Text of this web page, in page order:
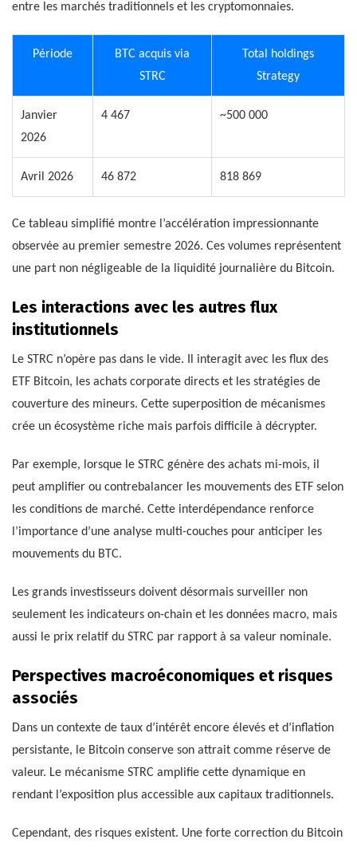
entre les marchés traditionnels et les cryptomonnaies.
Période
BTC acquis via
STRC
Total holdings
Strategy
Janvier
2026
4 467 ~500 000
Avril 2026 46 872 818 869
Ce tableau simplifié montre l’accélération impressionnante
observée au premier semestre 2026. Ces volumes représentent
une part non négligeable de la liquidité journalière du Bitcoin.
Les interactions avec les autres flux
institutionnels
Le STRC n’opère pas dans le vide. Il interagit avec les flux des
ETF Bitcoin, les achats corporate directs et les stratégies de
couverture des mineurs. Cette superposition de mécanismes
crée un écosystème riche mais parfois difficile à décrypter.
Par exemple, lorsque le STRC génère des achats mi-mois, il
peut amplifier ou contrebalancer les mouvements des ETF selon
les conditions de marché. Cette interdépendance renforce
l’importance d’une analyse multi-couches pour anticiper les
mouvements du BTC.
Les grands investisseurs doivent désormais surveiller non
seulement les indicateurs on-chain et les données macro, mais
aussi le prix relatif du STRC par rapport à sa valeur nominale.
Perspectives macroéconomiques et risques
associés
Dans un contexte de taux d’intérêt encore élevés et d’inflation
persistante, le Bitcoin conserve son attrait comme réserve de
valeur. Le mécanisme STRC amplifie cette dynamique en
rendant l’exposition plus accessible aux capitaux traditionnels.
Cependant, des risques existent. Une forte correction du Bitcoin